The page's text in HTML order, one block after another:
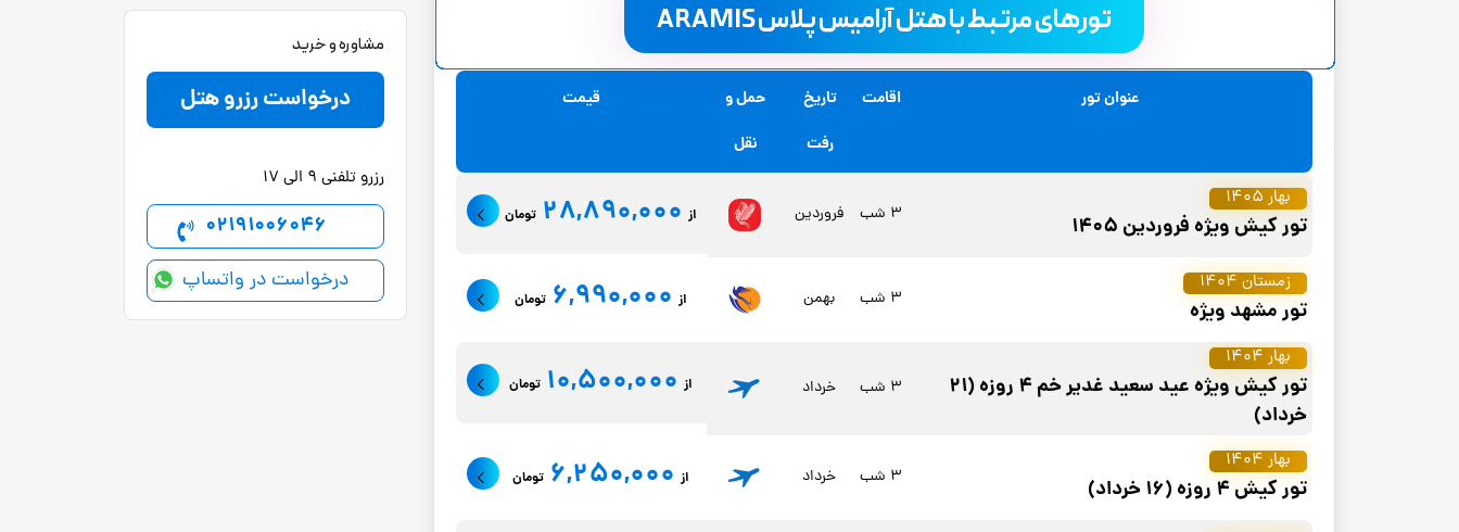
تورهای مرتبط با هتل آرامیس پلاس ARAMIS
عنوان تور اقامت
تاریخ
رفت
حمل و
نقل
قیمت
بهار 1405
تور کیش ویژه فروردین 1405 3 شب فروردین از 28,890,000 تومان
زمستان 1404
تور مشهد ویژه 3 شب بهمن از 6,990,000 تومان
بهار 1404
تور کیش ویژه عید سعید غدیر خم 4 روزه (21
خرداد)
3 شب خرداد از 10,500,000 تومان
بهار 1404
تور کیش 4 روزه (16 خرداد) 3 شب خرداد از 6,250,000 تومان
مشاوره و خرید
درخواست رزرو هتل
رزرو تلفنی 9 الی 17
02191006046
درخواست در واتساپ